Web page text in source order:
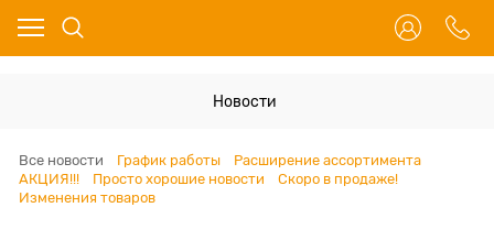
Новости
Все новости График работы
Расширение ассортимента
АКЦИЯ!!!
Просто хорошие новости
Скоро в продаже!
Изменения товаров